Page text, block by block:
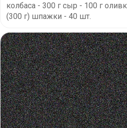
колбаса - 300 г сыр - 100 г
(300 г) шпажки - 40 шт.